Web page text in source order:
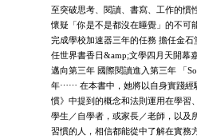
至突破思考、閱讀、書寫、工作的慣
懷疑「你是不是都沒在睡覺」的不
完成學校加速器三年的任務 擔任金
任世界書香日&amp;文學四月天開幕
邁向第三年 國際閱讀進入第三年 「
年⋯⋯ 在本書中，她將以自身實踐經
慣》中提到的概念和法則運用在學習
學生／自學者，或家長／老師，以及
習慣的人，相信都能從中了解在實